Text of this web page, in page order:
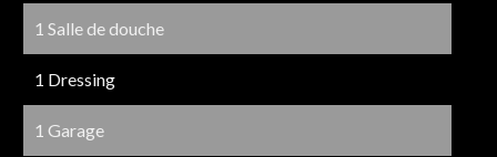
1 Salle de douche
1 Dressing
1 Garage